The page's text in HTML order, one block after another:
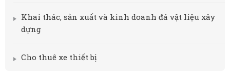
Khai thác, sản xuất và kinh doanh đá vật liệu xây
dựng
Cho thuê xe thiết bị